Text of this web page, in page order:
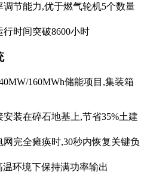
节能力,优于燃气轮机5个数量
时间突破8600小时
160MWh储能项目,集装箱
装在碎石地基上,节省35%土建
完全瘫痪时,30秒内恢复关键负
环境下保持满功率输出